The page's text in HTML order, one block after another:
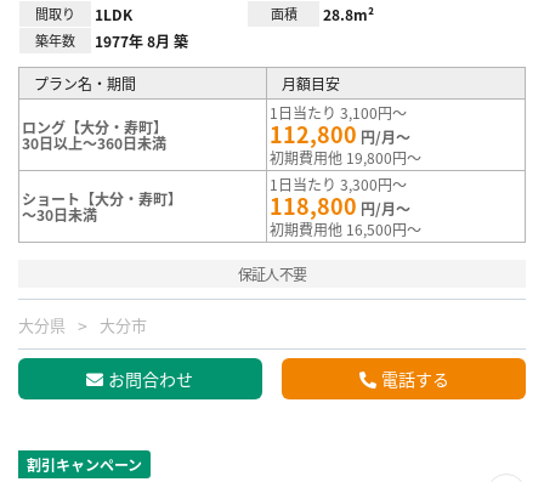
間取り 1LDK 面積 28.8m²
築年数 1977年 8月 築
プラン名・期間 月額目安
ロング【大分・寿町】
30日以上～360日未満
1日当たり 3,100円～
112,800 円/月～
初期費用他 19,800円～
ショート【大分・寿町】
～30日未満
1日当たり 3,300円～
118,800 円/月～
初期費用他 16,500円～
保証人不要
大分県 大分市
お問合わせ 電話する
割引キャンペーン